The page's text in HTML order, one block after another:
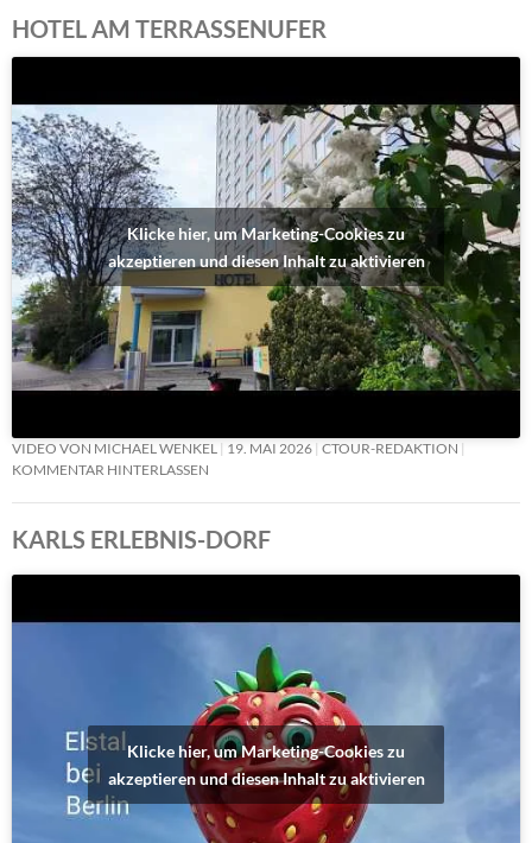
HOTEL AM TERRASSENUFER
Klicke hier, um Marketing-Cookies zu
akzeptieren und diesen Inhalt zu aktivieren
VIDEO VON MICHAEL WENKEL 19. MAI 2026 CTOUR-REDAKTION
KOMMENTAR HINTERLASSEN
KARLS ERLEBNIS-DORF
Klicke hier, um Marketing-Cookies zu
akzeptieren und diesen Inhalt zu aktivieren